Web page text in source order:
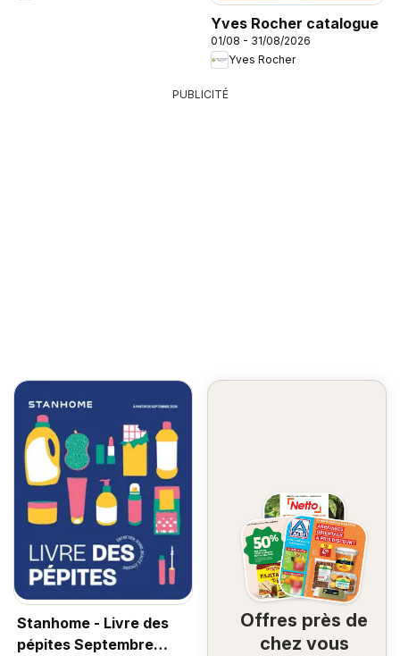
Yves Rocher catalogue
01/08 - 31/08/2026
Yves Rocher
PUBLICITÉ
Stanhome - Livre des
pépites Septembre
Offres près de
chez vous